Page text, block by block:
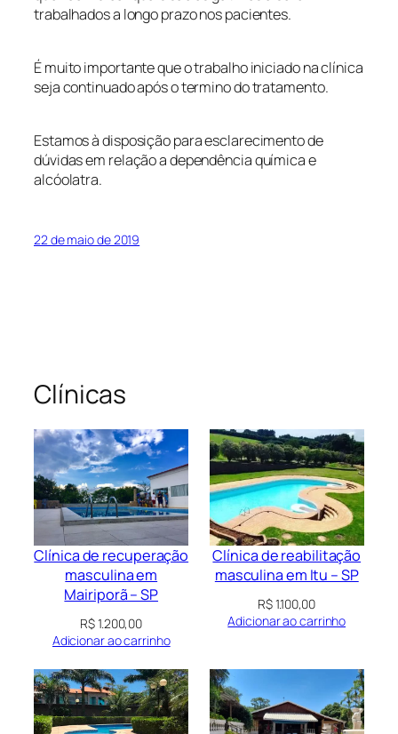
trabalhados a longo prazo nos pacientes.
É muito importante que o trabalho iniciado na clínica
seja continuado após o termino do tratamento.
Estamos à disposição para esclarecimento de
dúvidas em relação a dependência química e
alcóolatra.
22 de maio de 2019
Clínicas
Clínica de recuperação
masculina em
Mairiporã – SP
R$1.200,00
Adicionar ao carrinho
Clínica de reabilitação
masculina em Itu – SP
R$1.100,00
Adicionar ao carrinho